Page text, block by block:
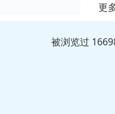
更
被浏览过